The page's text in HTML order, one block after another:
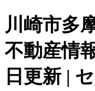
川崎市多
不動産情
日更新 |